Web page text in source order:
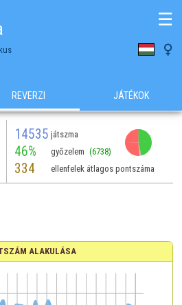

☰
REVERZI JÁTÉKOK
14535 játszma
46% győzelem (6738)
334 ellenfelek átlagos pontszáma
ALAKULÁSA